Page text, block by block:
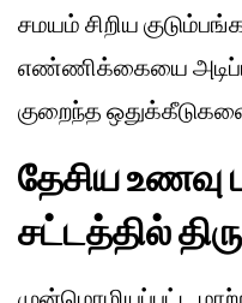
சமயம் சிறிய
எண்ணிக்கையை
குறைந்த
தேசிய உணவு
சட்டத்தில்
முன்மொழியப்பட்ட